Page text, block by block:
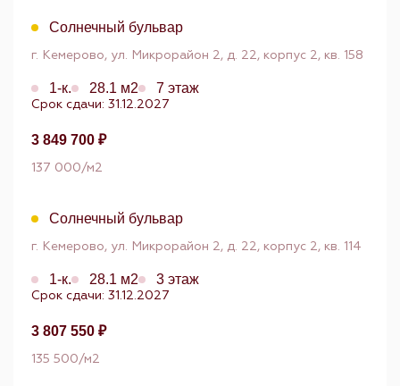
Солнечный бульвар
г. Кемерово, ул. Микрорайон 2, д. 22, корпус 2, кв. 158
1-к. 28.1 м2
7 этаж
Срок сдачи: 31.12.2027
3 849 700 ₽
137 000/м2
Солнечный бульвар
г. Кемерово, ул. Микрорайон 2, д. 22, корпус 2, кв. 114
1-к. 28.1 м2
3 этаж
Срок сдачи: 31.12.2027
3 807 550 ₽
135 500/м2